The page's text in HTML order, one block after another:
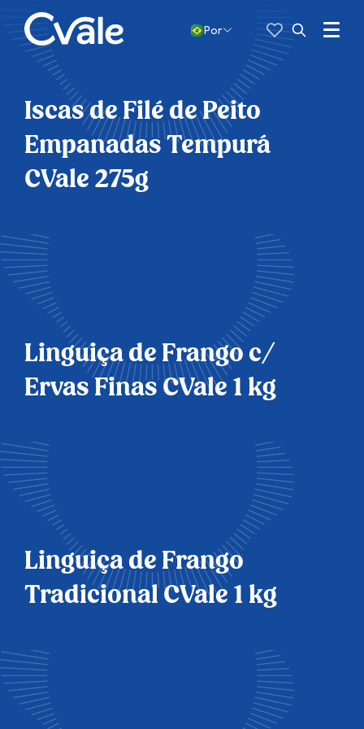
Por
por:
Abrir
Menu
Iscas de Filé de Peito
Empanadas Tempurá
CVale 275g
Linguiça de Frango c/
Ervas Finas CVale 1 kg
Linguiça de Frango
Tradicional CVale 1 kg